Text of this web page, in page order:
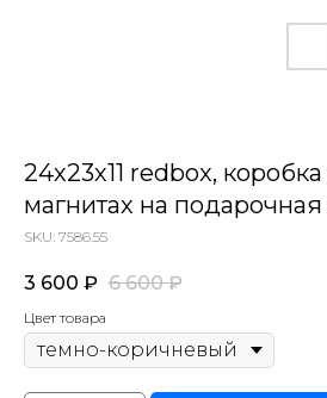
24х23х11 redbox,
магнитах на подарочная
SKU: 7586.55
3 600 ₽ 6 600 ₽
Цвет товара